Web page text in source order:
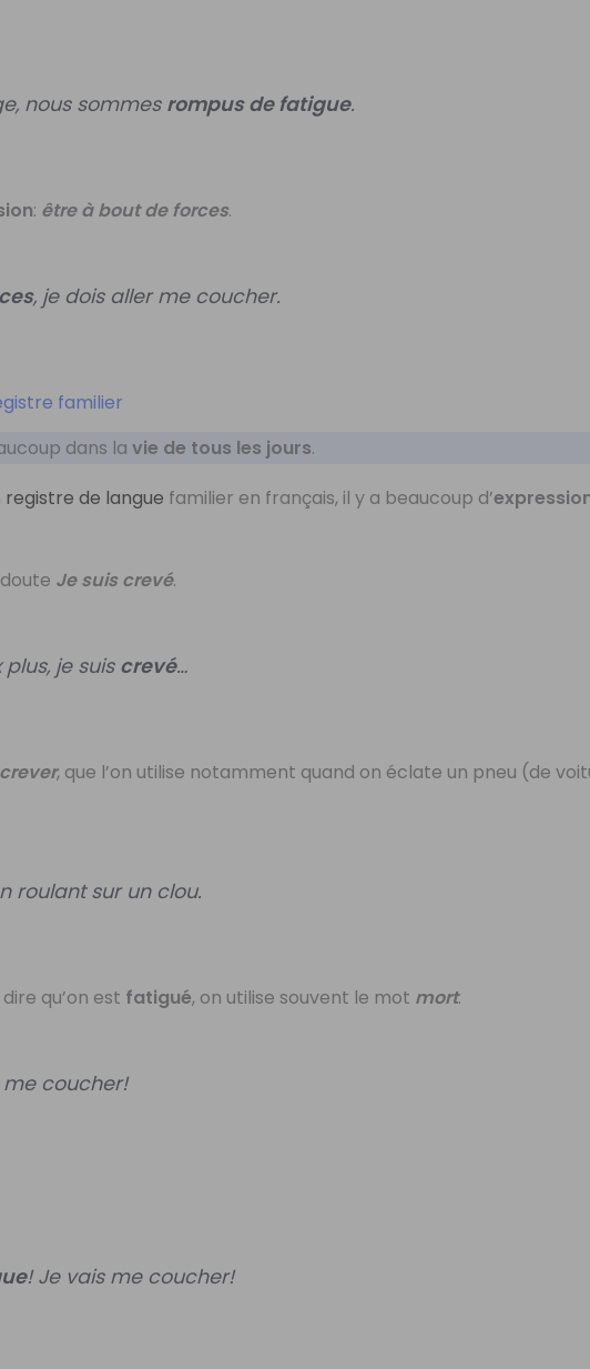
nous sommes rompus de fatigue.
: être à bout de forces.
, je dois aller me coucher.
familier
dans lavie de tous les jours.
registre de langue familier en français, il y a beaucoup d’
Je suis crevé.
plus, je suis crevé…
crever, que l’on utilise notamment quand on éclate un pneu (de
roulant sur un clou.
qu’on est fatigué, on utilise souvent le mot mort.
me coucher!
! Je vais me coucher!